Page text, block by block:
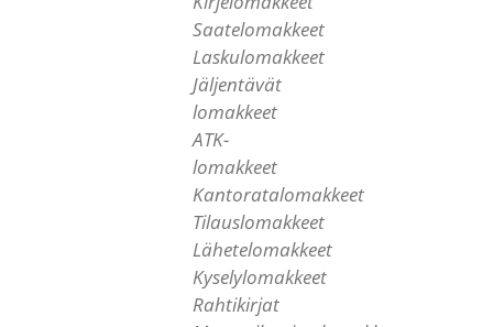
Saatelomakkeet
Laskulomakkeet
Jäljentävät
lomakkeet
ATK-
lomakkeet
Kantoratalomakkeet
Tilauslomakkeet
Lähetelomakkeet
Kyselylomakkeet
Rahtikirjat